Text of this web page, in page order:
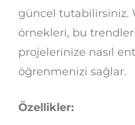
güncel tutabilirsiniz.
örnekleri, bu
projelerinize nasıl
öğrenmenizi sağlar.
Özellikler: